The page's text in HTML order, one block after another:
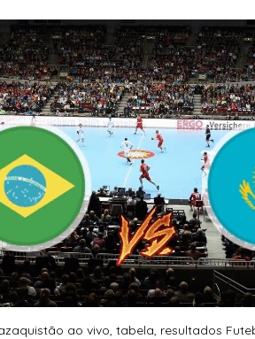
ao vivo, tabela, resultados